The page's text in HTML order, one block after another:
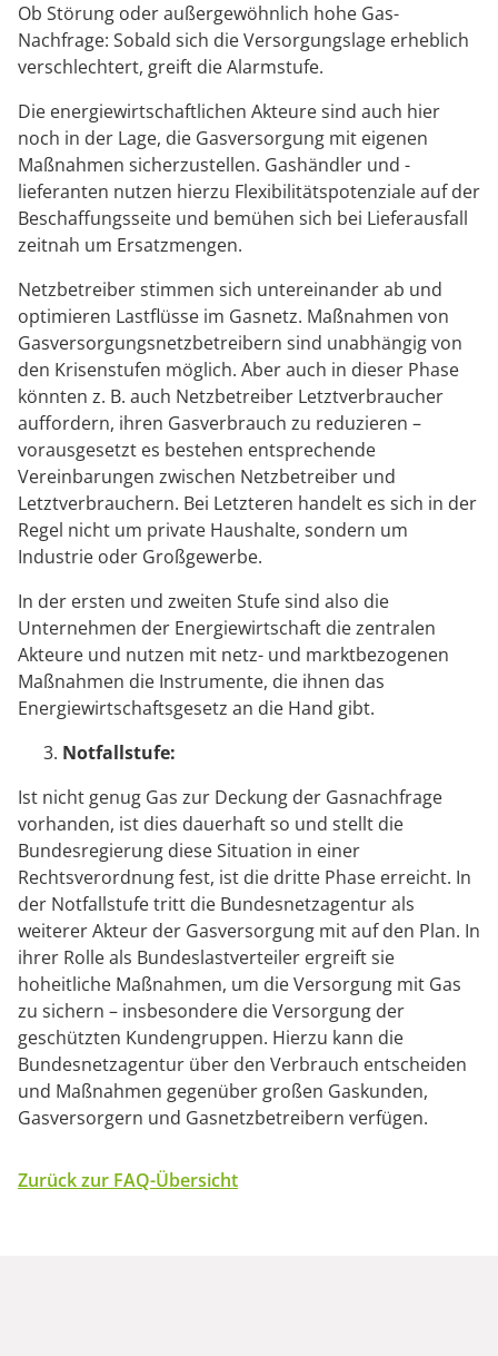
Ob Störung oder außergewöhnlich hohe Gas-
Nachfrage: Sobald sich die Versorgungslage erheblich
verschlechtert, greift die Alarmstufe.
Die energiewirtschaftlichen Akteure sind auch hier
noch in der Lage, die Gasversorgung mit eigenen
Maßnahmen sicherzustellen. Gashändler und -
lieferanten nutzen hierzu Flexibilitätspotenziale auf der
Beschaffungsseite und bemühen sich bei Lieferausfall
zeitnah um Ersatzmengen.
Netzbetreiber stimmen sich untereinander ab und
optimieren Lastflüsse im Gasnetz. Maßnahmen von
Gasversorgungsnetzbetreibern sind unabhängig von
den Krisenstufen möglich. Aber auch in dieser Phase
könnten z. B. auch Netzbetreiber Letztverbraucher
auffordern, ihren Gasverbrauch zu reduzieren –
vorausgesetzt es bestehen entsprechende
Vereinbarungen zwischen Netzbetreiber und
Letztverbrauchern. Bei Letzteren handelt es sich in der
Regel nicht um private Haushalte, sondern um
Industrie oder Großgewerbe.
In der ersten und zweiten Stufe sind also die
Unternehmen der Energiewirtschaft die zentralen
Akteure und nutzen mit netz- und marktbezogenen
Maßnahmen die Instrumente, die ihnen das
Energiewirtschaftsgesetz an die Hand gibt.
Notfallstufe:
Ist nicht genug Gas zur Deckung der Gasnachfrage
vorhanden, ist dies dauerhaft so und stellt die
Bundesregierung diese Situation in einer
Rechtsverordnung fest, ist die dritte Phase erreicht. In
der Notfallstufe tritt die Bundesnetzagentur als
weiterer Akteur der Gasversorgung mit auf den Plan. In
ihrer Rolle als Bundeslastverteiler ergreift sie
hoheitliche Maßnahmen, um die Versorgung mit Gas
zu sichern – insbesondere die Versorgung der
geschützten Kundengruppen. Hierzu kann die
Bundesnetzagentur über den Verbrauch entscheiden
und Maßnahmen gegenüber großen Gaskunden,
Gasversorgern und Gasnetzbetreibern verfügen.
Zurück zur FAQ-Übersicht